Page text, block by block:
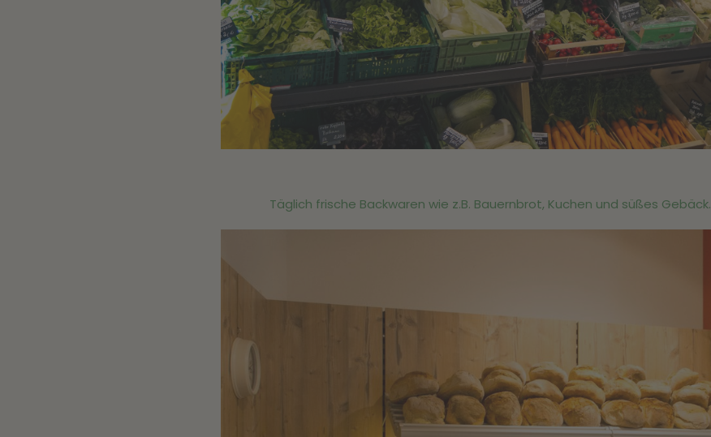
Täglich frische Backwaren wie z.B. Bauernbrot, Kuchen und süßes Gebäck.